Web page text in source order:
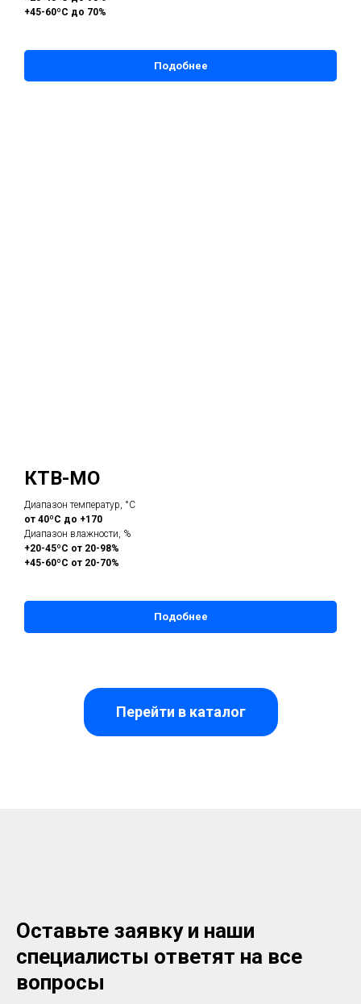
+45-60ºС до 70%
Подобнее
КТВ-МО
Диапазон температур, °С
от 40ºС до +170
Диапазон влажности, %
+20-45ºС от 20-98%
+45-60ºС от 20-70%
Подобнее
Перейти в каталог
Оставьте заявку и наши
специалисты ответят на все
вопросы